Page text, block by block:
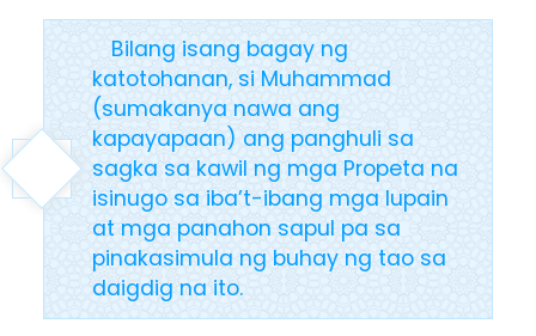
Bilang isang bagay ng
katotohanan, si Muhammad
(sumakanya nawa ang
kapayapaan) ang panghuli sa
sagka sa kawil ng mga Propeta na
isinugo sa iba’t-ibang mga lupain
at mga panahon sapul pa sa
pinakasimula ng buhay ng tao sa
daigdig na ito.